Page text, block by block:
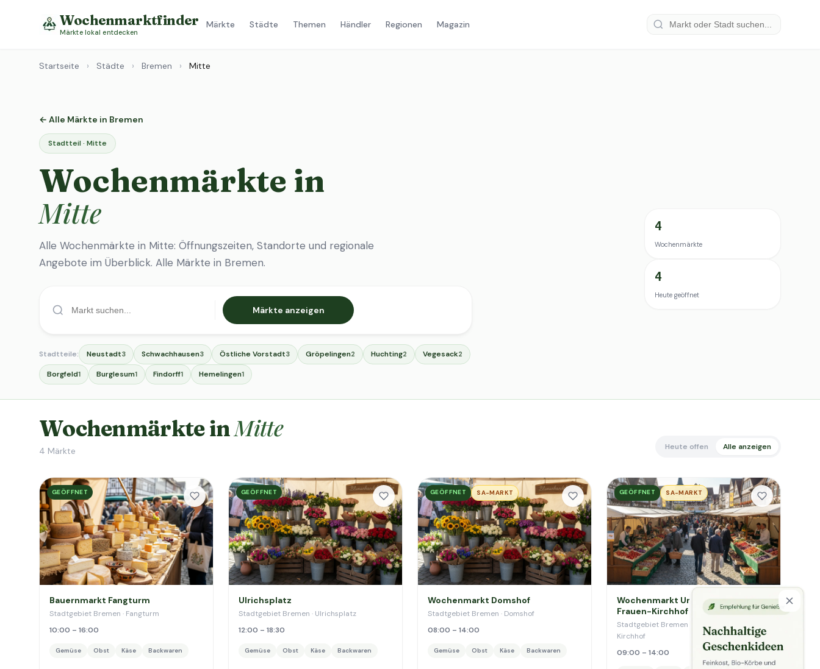
Wochenmarktfinder
Märkte lokal entdecken
Märkte Städte Themen Händler Regionen Magazin
Startseite › Städte › Bremen › Mitte
← Alle Märkte in Bremen
Stadtteil · Mitte
Wochenmärkte in
Mitte
Alle Wochenmärkte in Mitte: Öffnungszeiten, Standorte und regionale
Angebote im Überblick. Alle Märkte in Bremen.
Märkte anzeigen
Stadtteile: Neustadt3 Schwachhausen3 Östliche Vorstadt3 Gröpelingen2 Huchting2 Vegesack2
Borgfeld1 Burglesum1 Findorff1 Hemelingen1
4
Wochenmärkte
4
Heute geöffnet
Wochenmärkte inMitte
4 Märkte Heute offen Alle anzeigen
GEÖFFNET
Bauernmarkt Fangturm
Stadtgebiet Bremen · Fangturm
10:00 – 16:00
Gemüse Obst Käse Backwaren
GEÖFFNET
Ulrichsplatz
Stadtgebiet Bremen · Ulrichsplatz
12:00 – 18:30
Gemüse Obst Käse Backwaren
GEÖFFNET SA-MARKT
Wochenmarkt Domshof
Stadtgebiet Bremen · Domshof
08:00 – 14:00
Gemüse Obst Käse Backwaren
GEÖFFNET SA-MARKT
Wochenmarkt Unser-Lieben-
Frauen-Kirchhof
Stadtgebiet Bremen · Unser Lieben Frauen
Kirchhof
09:00 – 14:00